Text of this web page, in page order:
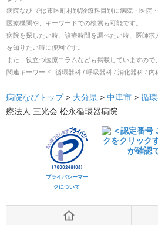
病院なび では市区町村別/診療科目別に病院・医院
医療機関や、キーワードでの検索も可能です。
病院を探したい時、診療時間を調べたい時、医師求
を知りたい時に便利です。
また、役立つ医療コラムなども掲載していますので
関連キーワード: 循環器科 / 呼吸器科 / 消化器科 / 内
病院なびトップ > 大分県 > 中津市 > 循
療法人 三光会 松永循環器病院
プライバシーマー
クについて